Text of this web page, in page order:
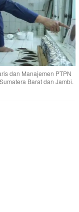
dan Manajemen PTPN
Barat dan Jambi.